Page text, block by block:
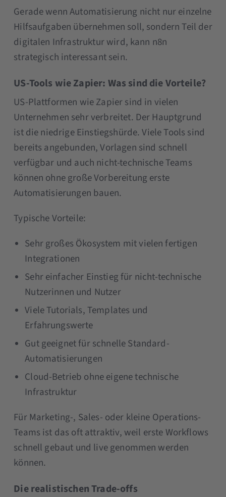
Gerade wenn Automatisierung nicht nur einzelne
Hilfsaufgaben übernehmen soll, sondern Teil der
digitalen Infrastruktur wird, kann n8n
strategisch interessant sein.
US-Tools wie Zapier: Was sind die Vorteile?
US-Plattformen wie Zapier sind in vielen
Unternehmen sehr verbreitet. Der Hauptgrund
ist die niedrige Einstiegshürde. Viele Tools sind
bereits angebunden, Vorlagen sind schnell
verfügbar und auch nicht-technische Teams
können ohne große Vorbereitung erste
Automatisierungen bauen.
Typische Vorteile:
Sehr großes Ökosystem mit vielen fertigen
Integrationen
Sehr einfacher Einstieg für nicht-technische
Nutzerinnen und Nutzer
Viele Tutorials, Templates und
Erfahrungswerte
Gut geeignet für schnelle Standard-
Automatisierungen
Cloud-Betrieb ohne eigene technische
Infrastruktur
Für Marketing-, Sales- oder kleine Operations-
Teams ist das oft attraktiv, weil erste Workflows
schnell gebaut und live genommen werden
können.
Die realistischen Trade-offs